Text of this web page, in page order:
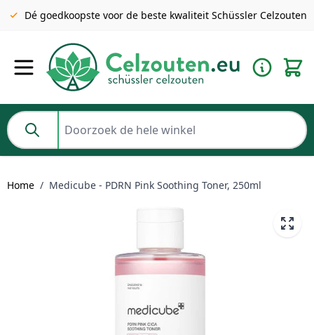
Gratis verzending v.a. €49 NL | BE pakket tot 2KG gratis v.a.
€69
Dé goedkoopste voor de beste kwaliteit Schüssler Celzouten
Doorzoek de hele winkel
Home / Medicube - PDRN Pink Soothing Toner, 250ml